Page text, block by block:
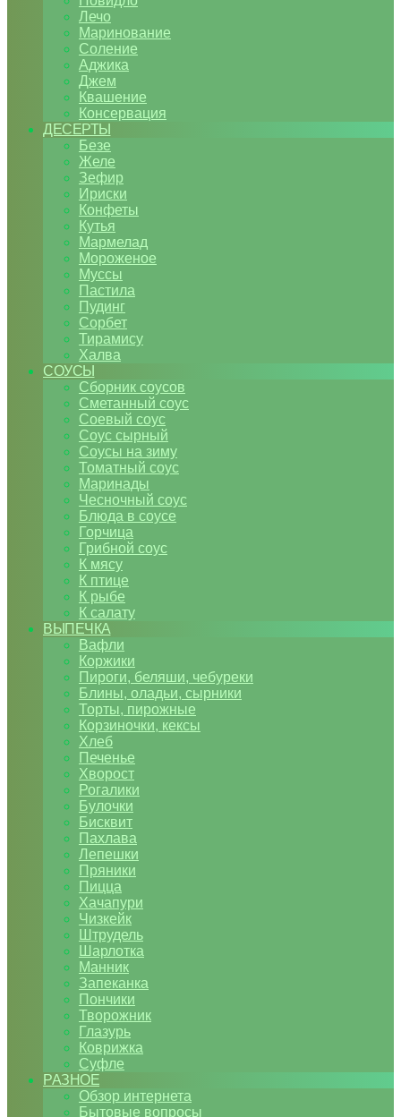
Лечо
Маринование
Соление
Аджика
Джем
Квашение
Консервация
ДЕСЕРТЫ
Безе
Желе
Зефир
Ириски
Конфеты
Кутья
Мармелад
Мороженое
Муссы
Пастила
Пудинг
Сорбет
Тирамису
Халва
СОУСЫ
Сборник соусов
Сметанный соус
Соевый соус
Соус сырный
Соусы на зиму
Томатный соус
Маринады
Чесночный соус
Блюда в соусе
Горчица
Грибной соус
К мясу
К птице
К рыбе
К салату
ВЫПЕЧКА
Вафли
Коржики
Пироги, беляши, чебуреки
Блины, оладьи, сырники
Торты, пирожные
Корзиночки, кексы
Хлеб
Печенье
Хворост
Рогалики
Булочки
Бисквит
Пахлава
Лепешки
Пряники
Пицца
Хачапури
Чизкейк
Штрудель
Шарлотка
Манник
Запеканка
Пончики
Творожник
Глазурь
Коврижка
Суфле
РАЗНОЕ
Обзор интернета
Бытовые вопросы